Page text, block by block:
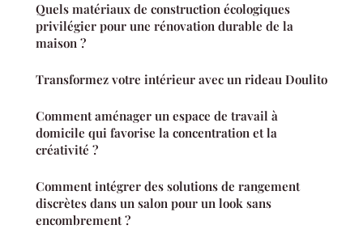
Quels matériaux de construction écologiques
privilégier pour une rénovation durable de la
maison ?
Transformez votre intérieur avec un rideau Doulito
Comment aménager un espace de travail à
domicile qui favorise la concentration et la
créativité ?
Comment intégrer des solutions de rangement
discrètes dans un salon pour un look sans
encombrement ?